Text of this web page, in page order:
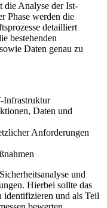
die Analyse der Ist-
Phase werden die
detailliert
bestehenden
Daten genau zu
Infrastruktur
Daten und
Anforderungen
und
Hierbei sollte das
identifizieren und als Teil